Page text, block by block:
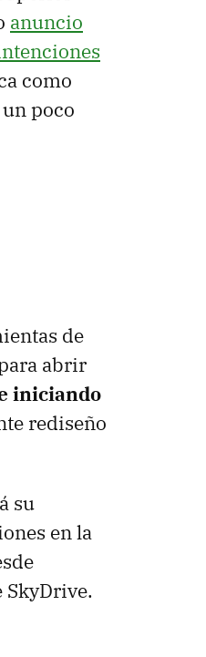
anuncio
como
poco
de
abrir
iniciando
rediseño
su
en la
SkyDrive.